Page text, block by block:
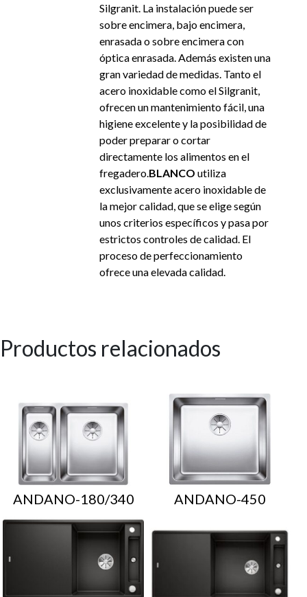
Silgranit. La instalación puede ser
sobre encimera, bajo encimera,
enrasada o sobre encimera con
óptica enrasada. Además existen una
gran variedad de medidas. Tanto el
acero inoxidable como el Silgranit,
ofrecen un mantenimiento fácil, una
higiene excelente y la posibilidad de
poder preparar o cortar
directamente los alimentos en el
fregadero. BLANCO utiliza
exclusivamente acero inoxidable de
la mejor calidad, que se elige según
unos criterios específicos y pasa por
estrictos controles de calidad. El
proceso de perfeccionamiento
ofrece una elevada calidad.
Productos relacionados
ANDANO-180/340 ANDANO-450